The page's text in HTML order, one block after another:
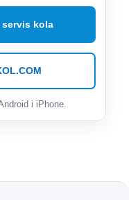
servis kola
i iPhone.